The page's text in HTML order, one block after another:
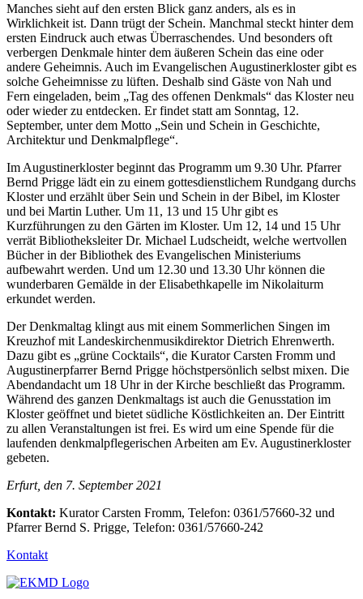
Manches sieht auf den ersten Blick ganz anders, als es in
Wirklichkeit ist. Dann trügt der Schein. Manchmal steckt hinter dem
ersten Eindruck auch etwas Überraschendes. Und besonders oft
verbergen Denkmale hinter dem äußeren Schein das eine oder
andere Geheimnis. Auch im Evangelischen Augustinerkloster gibt es
solche Geheimnisse zu lüften. Deshalb sind Gäste von Nah und
Fern eingeladen, beim „Tag des offenen Denkmals“ das Kloster neu
oder wieder zu entdecken. Er findet statt am Sonntag, 12.
September, unter dem Motto „Sein und Schein in Geschichte,
Architektur und Denkmalpflege“.
Im Augustinerkloster beginnt das Programm um 9.30 Uhr. Pfarrer
Bernd Prigge lädt ein zu einem gottesdienstlichem Rundgang durchs
Kloster und erzählt über Sein und Schein in der Bibel, im Kloster
und bei Martin Luther. Um 11, 13 und 15 Uhr gibt es
Kurzführungen zu den Gärten im Kloster. Um 12, 14 und 15 Uhr
verrät Bibliotheksleiter Dr. Michael Ludscheidt, welche wertvollen
Bücher in der Bibliothek des Evangelischen Ministeriums
aufbewahrt werden. Und um 12.30 und 13.30 Uhr können die
wunderbaren Gemälde in der Elisabethkapelle im Nikolaiturm
erkundet werden.
Der Denkmaltag klingt aus mit einem Sommerlichen Singen im
Kreuzhof mit Landeskirchenmusikdirektor Dietrich Ehrenwerth.
Dazu gibt es „grüne Cocktails“, die Kurator Carsten Fromm und
Augustinerpfarrer Bernd Prigge höchstpersönlich selbst mixen. Die
Abendandacht um 18 Uhr in der Kirche beschließt das Programm.
Während des ganzen Denkmaltags ist auch die Genusstation im
Kloster geöffnet und bietet südliche Köstlichkeiten an. Der Eintritt
zu allen Veranstaltungen ist frei. Es wird um eine Spende für die
laufenden denkmalpflegerischen Arbeiten am Ev. Augustinerkloster
gebeten.
Erfurt, den 7. September 2021
Kontakt: Kurator Carsten Fromm, Telefon: 0361/57660-32 und
Pfarrer Bernd S. Prigge, Telefon: 0361/57660-242
Kontakt